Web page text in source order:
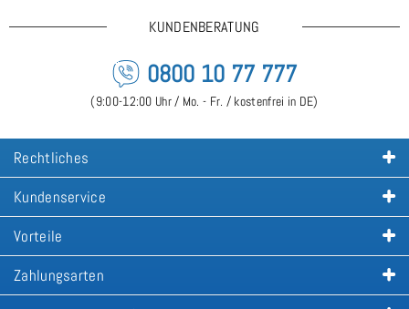
KUNDENBERATUNG
0800 10 77 777
(9:00-12:00 Uhr / Mo. - Fr. / kostenfrei in DE)
Rechtliches
Kundenservice
Vorteile
Zahlungsarten